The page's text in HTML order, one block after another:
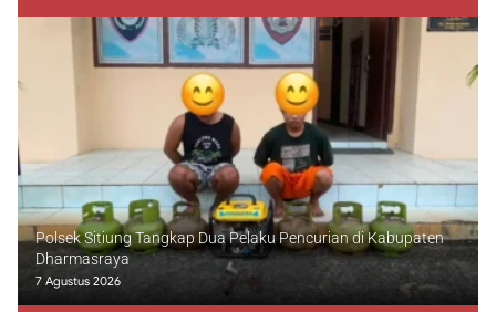
Polsek Sitiung Tangkap Dua Pelaku Pencurian di Kabupaten
Dharmasraya
7 Agustus 2026